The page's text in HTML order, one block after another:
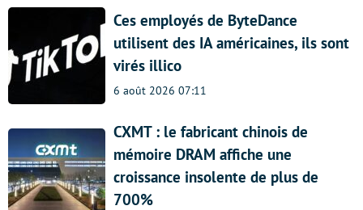
Ces employés de ByteDance
utilisent des IA américaines, ils sont
virés illico
6 août 2026 07:11
CXMT : le fabricant chinois de
mémoire DRAM affiche une
croissance insolente de plus de
700%